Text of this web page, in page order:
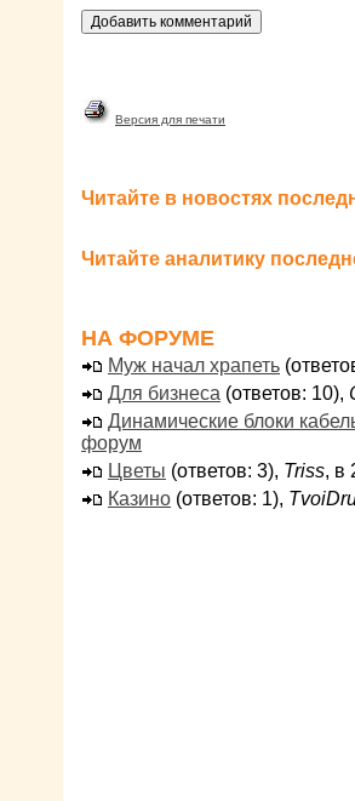
Версия для печати
Читайте в новостях
Читайте аналитику
НА ФОРУМЕ
Муж начал храпеть
Для бизнеса (ответов: 10),
Динамические блоки
форум
Цветы (ответов: 3), Triss, в
Казино (ответов: 1),